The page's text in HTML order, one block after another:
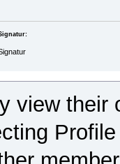
view their